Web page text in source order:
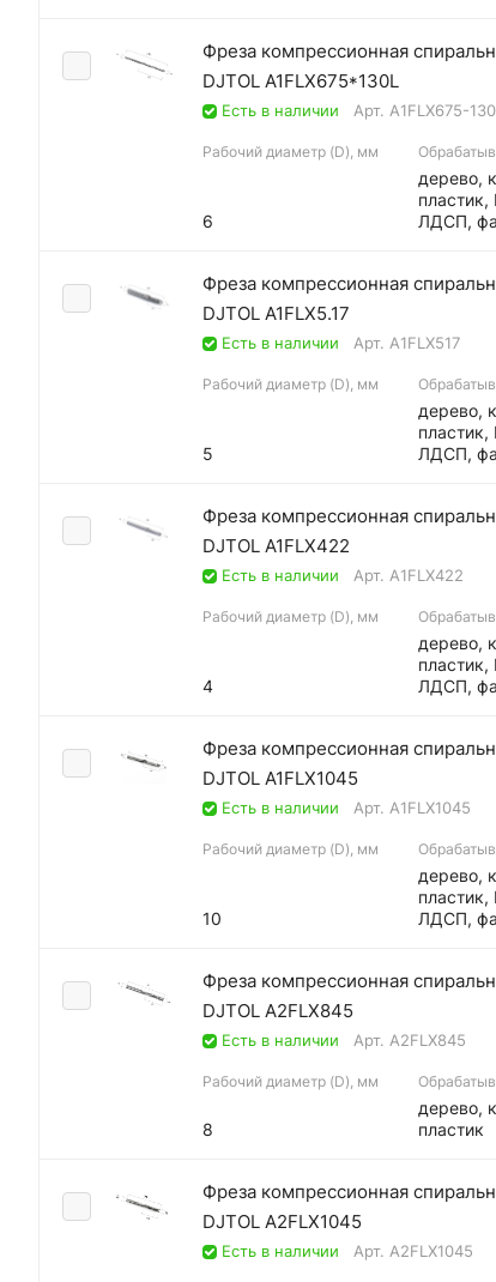
Фреза компрессионная
DJTOL A1FLX675*130L
Есть в наличии Арт. A1FLX675-
Рабочий диаметр (D), мм
6
дерево,
ЛДСП,
Фреза компрессионная
DJTOL A1FLX5.17
Есть в наличии Арт. A1FLX517
Рабочий диаметр (D), мм
5
дерево,
ЛДСП,
Фреза компрессионная
DJTOL A1FLX422
Есть в наличии Арт. A1FLX422
Рабочий диаметр (D), мм
4
дерево,
ЛДСП,
Фреза компрессионная
DJTOL A1FLX1045
Есть в наличии Арт. A1FLX1045
Рабочий диаметр (D), мм
10
дерево,
ЛДСП,
Фреза компрессионная
DJTOL A2FLX845
Есть в наличии Арт. A2FLX845
Рабочий диаметр (D), мм
8
дерево,
пластик
Фреза компрессионная
DJTOL A2FLX1045
Есть в наличии Арт. A2FLX1045